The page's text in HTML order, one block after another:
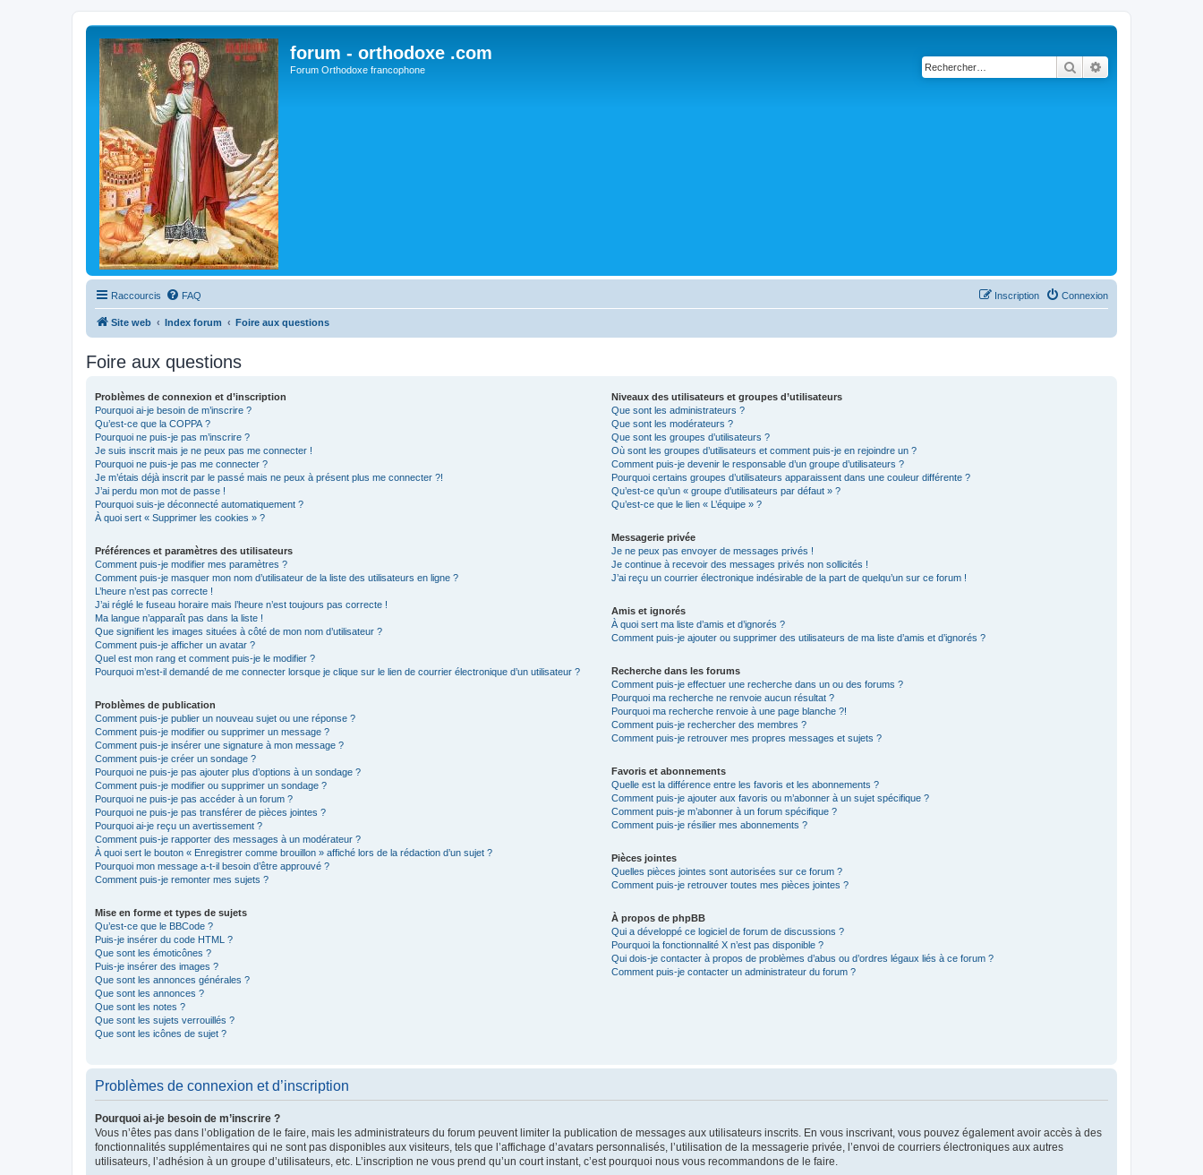
forum - orthodoxe .com
Forum Orthodoxe francophone Rechercher
Raccourcis FAQ Connexion
Inscription
Site web Index forum Foire aux questions
Foire aux questions
Problèmes de connexion et d’inscription
Pourquoi ai-je besoin de m’inscrire ?
Qu’est-ce que la COPPA ?
Pourquoi ne puis-je pas m’inscrire ?
Je suis inscrit mais je ne peux pas me connecter !
Pourquoi ne puis-je pas me connecter ?
Je m’étais déjà inscrit par le passé mais ne peux à présent plus me connecter ?!
J’ai perdu mon mot de passe !
Pourquoi suis-je déconnecté automatiquement ?
À quoi sert « Supprimer les cookies » ?
Préférences et paramètres des utilisateurs
Comment puis-je modifier mes paramètres ?
Comment puis-je masquer mon nom d’utilisateur de la liste des utilisateurs en ligne ?
L’heure n’est pas correcte !
J’ai réglé le fuseau horaire mais l’heure n’est toujours pas correcte !
Ma langue n’apparaît pas dans la liste !
Que signifient les images situées à côté de mon nom d’utilisateur ?
Comment puis-je afficher un avatar ?
Quel est mon rang et comment puis-je le modifier ?
Pourquoi m’est-il demandé de me connecter lorsque je clique sur le lien de courrier électronique d’un utilisateur ?
Problèmes de publication
Comment puis-je publier un nouveau sujet ou une réponse ?
Comment puis-je modifier ou supprimer un message ?
Comment puis-je insérer une signature à mon message ?
Comment puis-je créer un sondage ?
Pourquoi ne puis-je pas ajouter plus d’options à un sondage ?
Comment puis-je modifier ou supprimer un sondage ?
Pourquoi ne puis-je pas accéder à un forum ?
Pourquoi ne puis-je pas transférer de pièces jointes ?
Pourquoi ai-je reçu un avertissement ?
Comment puis-je rapporter des messages à un modérateur ?
À quoi sert le bouton « Enregistrer comme brouillon » affiché lors de la rédaction d’un sujet ?
Pourquoi mon message a-t-il besoin d’être approuvé ?
Comment puis-je remonter mes sujets ?
Mise en forme et types de sujets
Qu’est-ce que le BBCode ?
Puis-je insérer du code HTML ?
Que sont les émoticônes ?
Puis-je insérer des images ?
Que sont les annonces générales ?
Que sont les annonces ?
Que sont les notes ?
Que sont les sujets verrouillés ?
Que sont les icônes de sujet ?
Niveaux des utilisateurs et groupes d’utilisateurs
Que sont les administrateurs ?
Que sont les modérateurs ?
Que sont les groupes d’utilisateurs ?
Où sont les groupes d’utilisateurs et comment puis-je en rejoindre un ?
Comment puis-je devenir le responsable d’un groupe d’utilisateurs ?
Pourquoi certains groupes d’utilisateurs apparaissent dans une couleur différente ?
Qu’est-ce qu’un « groupe d’utilisateurs par défaut » ?
Qu’est-ce que le lien « L’équipe » ?
Messagerie privée
Je ne peux pas envoyer de messages privés !
Je continue à recevoir des messages privés non sollicités !
J’ai reçu un courrier électronique indésirable de la part de quelqu’un sur ce forum !
Amis et ignorés
À quoi sert ma liste d’amis et d’ignorés ?
Comment puis-je ajouter ou supprimer des utilisateurs de ma liste d’amis et d’ignorés ?
Recherche dans les forums
Comment puis-je effectuer une recherche dans un ou des forums ?
Pourquoi ma recherche ne renvoie aucun résultat ?
Pourquoi ma recherche renvoie à une page blanche ?!
Comment puis-je rechercher des membres ?
Comment puis-je retrouver mes propres messages et sujets ?
Favoris et abonnements
Quelle est la différence entre les favoris et les abonnements ?
Comment puis-je ajouter aux favoris ou m’abonner à un sujet spécifique ?
Comment puis-je m’abonner à un forum spécifique ?
Comment puis-je résilier mes abonnements ?
Pièces jointes
Quelles pièces jointes sont autorisées sur ce forum ?
Comment puis-je retrouver toutes mes pièces jointes ?
À propos de phpBB
Qui a développé ce logiciel de forum de discussions ?
Pourquoi la fonctionnalité X n’est pas disponible ?
Qui dois-je contacter à propos de problèmes d’abus ou d’ordres légaux liés à ce forum ?
Comment puis-je contacter un administrateur du forum ?
Problèmes de connexion et d’inscription
Pourquoi ai-je besoin de m’inscrire ?
Vous n’êtes pas dans l’obligation de le faire, mais les administrateurs du forum peuvent limiter la publication de messages aux utilisateurs inscrits. En vous inscrivant, vous pouvez également avoir accès à des
fonctionnalités supplémentaires qui ne sont pas disponibles aux visiteurs, tels que l’affichage d’avatars personnalisés, l’utilisation de la messagerie privée, l’envoi de courriers électroniques aux autres
utilisateurs, l’adhésion à un groupe d’utilisateurs, etc. L’inscription ne vous prend qu’un court instant, c’est pourquoi nous vous recommandons de le faire.